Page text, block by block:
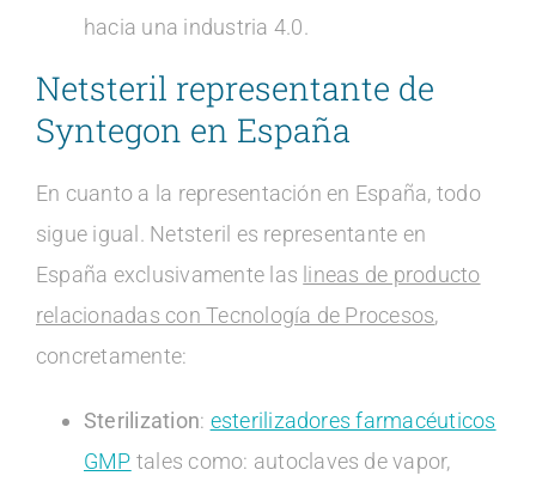
hacia una industria 4.0.
Netsteril representante de
Syntegon en España
En cuanto a la representación en España, todo
sigue igual. Netsteril es representante en
España exclusivamente las lineas de producto
relacionadas con Tecnología de Procesos,
concretamente:
Sterilization: esterilizadores farmacéuticos
GMP tales como: autoclaves de vapor,